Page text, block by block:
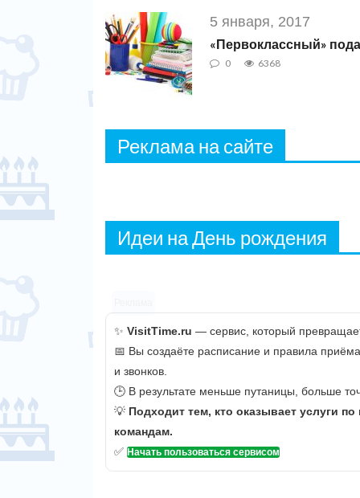
5 января, 2017
«Первоклассный»
0 6368
Реклама на сайте
Идеи на День рождения
✨ VisitTime.ru — сервис, который
📅 Вы создаёте расписание и правила
и звонков.
🕒 В результате меньше путаницы, больше
💡 Подходит тем, кто оказывает услуги
командам.
✅ Начать пользоваться сервисом